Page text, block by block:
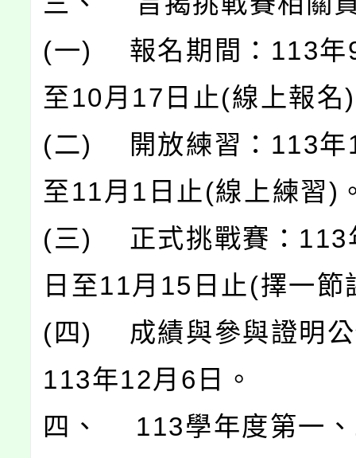
(一) 報名期間：113年
至10月17日止(線上報名
(二) 開放練習：113年
至11月1日止(線上練習)
(三) 正式挑戰賽：113
日至11月15日止(擇一節
(四) 成績與參與證明公
113年12月6日。
四、 113學年度第一、